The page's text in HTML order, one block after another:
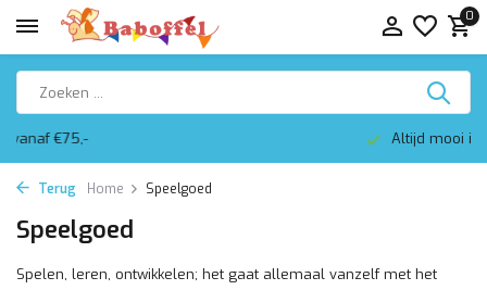
0
Terug Home Speelgoed
Speelgoed
Spelen, leren, ontwikkelen; het gaat allemaal vanzelf met het